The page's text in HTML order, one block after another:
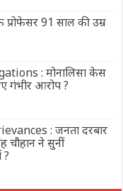
91 साल की उम्र
: मोनालिसा केस
गंभीर आरोप ?
: जनता दरबार
चौहान ने सुनीं